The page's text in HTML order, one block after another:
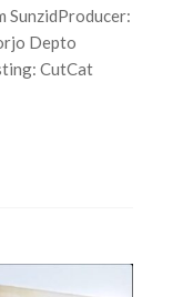
SunzidProducer:
Depto
CutCat